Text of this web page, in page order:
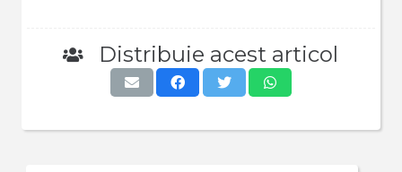
Distribuie acest articol